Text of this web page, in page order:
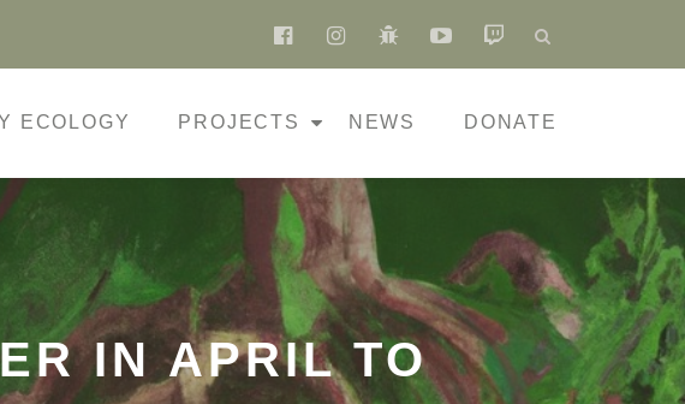
fa-
facebook-
fa-
instagram
fa-
bug
fa-
youtube-
fa-
twitch
ECOLOGY PROJECTS NEWS DONATE
IN APRIL TO